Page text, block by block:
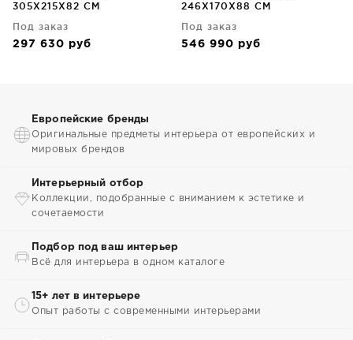
305X215X82 CM
Под заказ
297 630 руб
246X170X88 CM
Под заказ
546 990 руб
Европейские бренды
Оригинальные предметы интерьера от европейских и
мировых брендов
Интерьерный отбор
Коллекции, подобранные с вниманием к эстетике и
сочетаемости
Подбор под ваш интерьер
Всё для интерьера в одном каталоге
15+ лет в интерьере
Опыт работы с современными интерьерами